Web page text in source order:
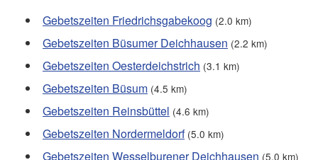
Gebetszeiten Friedrichsgabekoog (2.0 km)
Gebetszeiten Büsumer Deichhausen (2.2 km)
Gebetszeiten Oesterdeichstrich (3.1 km)
Gebetszeiten Büsum (4.5 km)
Gebetszeiten Reinsbüttel (4.6 km)
Gebetszeiten Nordermeldorf (5.0 km)
Gebetszeiten Wesselburener Deichhausen (5.0 km)